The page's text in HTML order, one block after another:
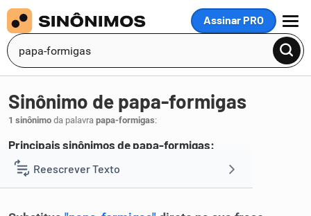
Assinar PRO
MENU
Reescrever Texto
Sinônimo de papa-formigas
1 sinônimo da palavra papa-formigas:
Principais sinônimos de papa-formigas:
1 tamanduá.